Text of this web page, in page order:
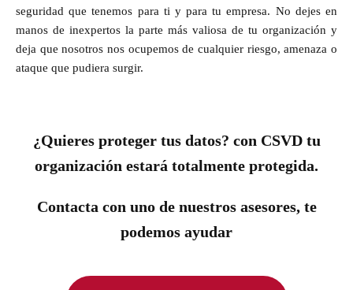
seguridad que tenemos para ti y para tu empresa. No dejes en
manos de inexpertos la parte más valiosa de tu organización y
deja que nosotros nos ocupemos de cualquier riesgo, amenaza o
ataque que pudiera surgir.
¿Quieres proteger tus datos? con CSVD tu
organización estará totalmente protegida.
Contacta con uno de nuestros asesores, te
podemos ayudar